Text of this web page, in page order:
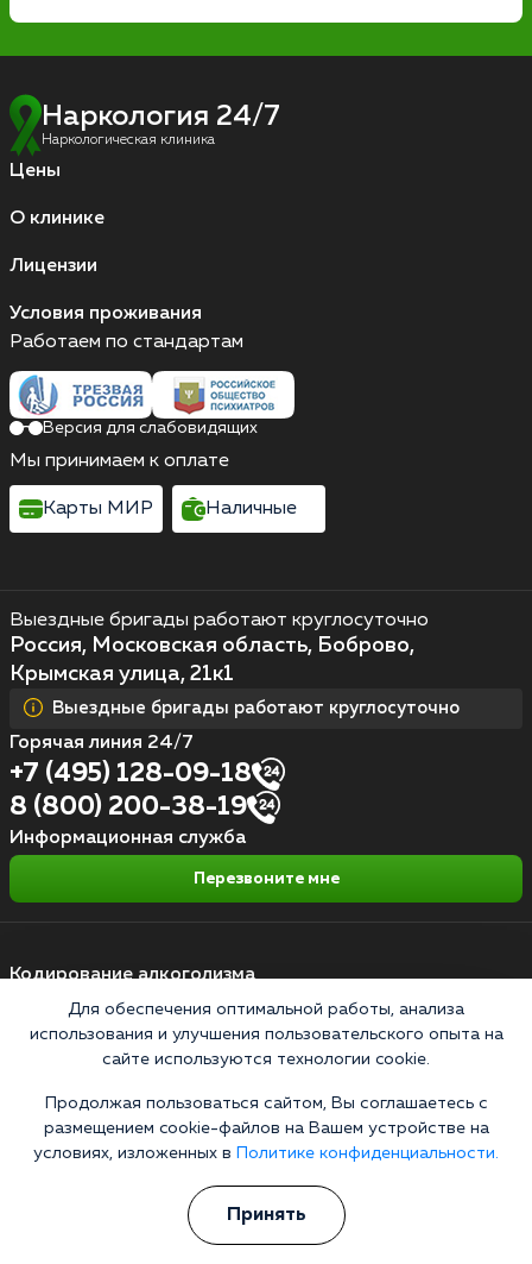
Наркология 24/7
Наркологическая клиника
Цены
О клинике
Лицензии
Условия проживания
Кодирование алкоголизма
Кодирование от алкоголя на дому
Зашиться от алкоголизма
Кодирование уколом
Выездные бригады работают круглосуточно
Россия, Московская область, Боброво,
Крымская улица, 21к1
Выездные бригады работают круглосуточно
Горячая линия 24/7
+7 (495) 128-09-18
8 (800) 200-38-19
Информационная служба
Перезвоните мне
Работаем по стандартам
Версия для слабовидящих
Мы принимаем к оплате
Карты МИР Наличные
Для обеспечения оптимальной работы, анализа
использования и улучшения пользовательского опыта на
сайте используются технологии cookie.
Продолжая пользоваться сайтом, Вы соглашаетесь с
размещением cookie-файлов на Вашем устройстве на
условиях, изложенных в
Политике конфиденциальности.
Принять